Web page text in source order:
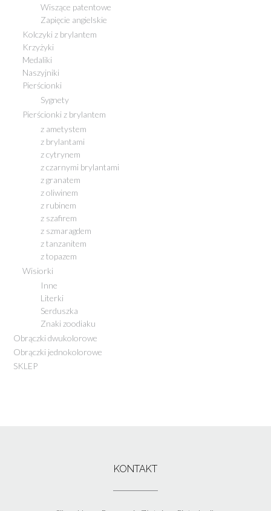
Wiszące patentowe
Zapięcie angielskie
Kolczyki z brylantem
Krzyżyki
Medaliki
Naszyjniki
Pierścionki
Sygnety
Pierścionki z brylantem
z ametystem
z brylantami
z cytrynem
z czarnymi brylantami
z granatem
z oliwinem
z rubinem
z szafirem
z szmaragdem
z tanzanitem
z topazem
Wisiorki
Inne
Literki
Serduszka
Znaki zoodiaku
Obrączki dwukolorowe
Obrączki jednokolorowe
SKLEP
KONTAKT